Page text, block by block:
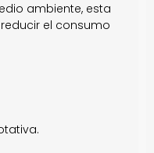
ambiente, esta
el consumo